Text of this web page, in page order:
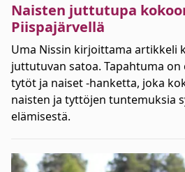
Naisten juttutupa
Piispajärvellä
Uma Nissin kirjoittama artikkeli
juttutuvan satoa. Tapahtuma on
tytöt ja naiset -hanketta, joka
naisten ja tyttöjen tuntemuksia
elämisestä.